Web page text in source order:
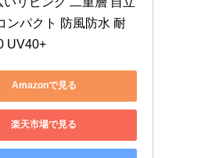
ンパクト 防風防水 耐
UV40+
Amazonで見る
楽天市場で見る